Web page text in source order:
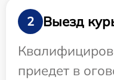
2
Выезд
приедет в